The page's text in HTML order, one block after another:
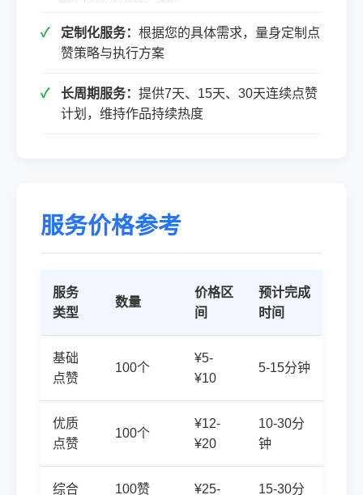
定制化服务： 根据您的具体需求，量身定制点
赞策略与执行方案
长周期服务： 提供7天、15天、30天连续点赞
计划，维持作品持续热度
服务价格参考
服务
类型
数量
价格区
间
预计完成
时间
基础
点赞
100个
¥5-
¥10
5-15分钟
优质
点赞
100个
¥12-
¥20
10-30分
钟
综合 100赞 ¥25- 15-30分